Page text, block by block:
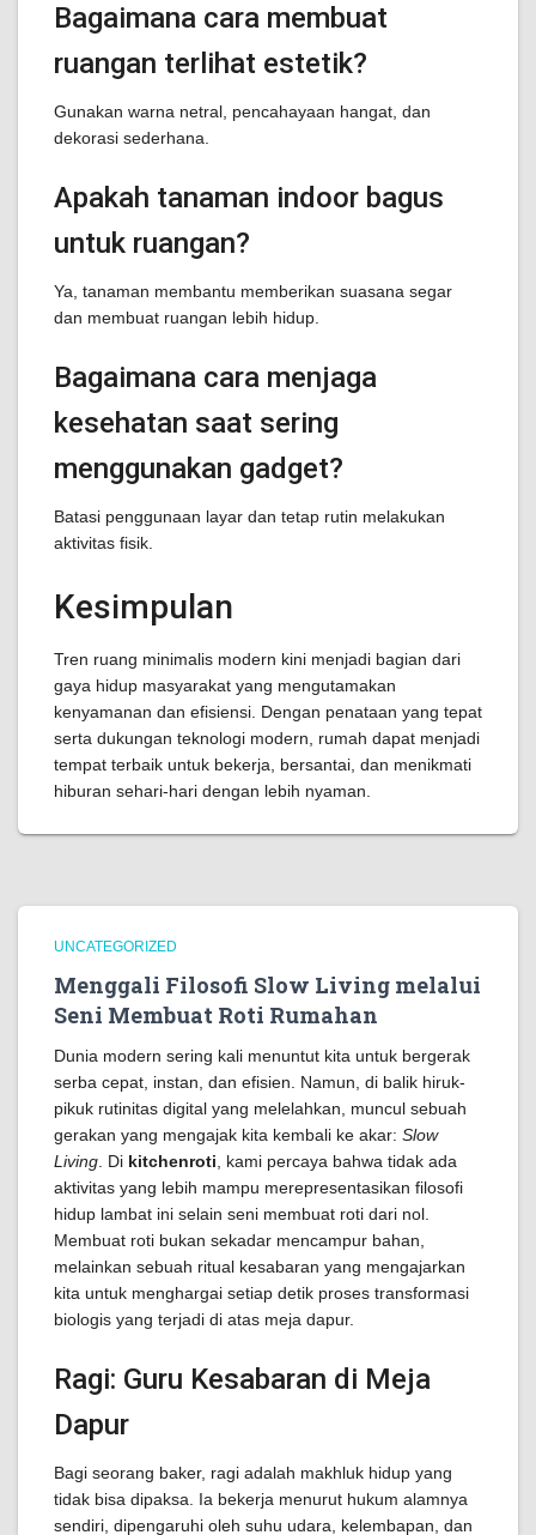
Bagaimana cara membuat
ruangan terlihat estetik?
Gunakan warna netral, pencahayaan hangat, dan
dekorasi sederhana.
Apakah tanaman indoor bagus
untuk ruangan?
Ya, tanaman membantu memberikan suasana segar
dan membuat ruangan lebih hidup.
Bagaimana cara menjaga
kesehatan saat sering
menggunakan gadget?
Batasi penggunaan layar dan tetap rutin melakukan
aktivitas fisik.
Kesimpulan
Tren ruang minimalis modern kini menjadi bagian dari
gaya hidup masyarakat yang mengutamakan
kenyamanan dan efisiensi. Dengan penataan yang tepat
serta dukungan teknologi modern, rumah dapat menjadi
tempat terbaik untuk bekerja, bersantai, dan menikmati
hiburan sehari-hari dengan lebih nyaman.
UNCATEGORIZED
Menggali Filosofi Slow Living melalui
Seni Membuat Roti Rumahan
Dunia modern sering kali menuntut kita untuk bergerak
serba cepat, instan, dan efisien. Namun, di balik hiruk-
pikuk rutinitas digital yang melelahkan, muncul sebuah
gerakan yang mengajak kita kembali ke akar: Slow
Living . Di kitchenroti , kami percaya bahwa tidak ada
aktivitas yang lebih mampu merepresentasikan filosofi
hidup lambat ini selain seni membuat roti dari nol.
Membuat roti bukan sekadar mencampur bahan,
melainkan sebuah ritual kesabaran yang mengajarkan
kita untuk menghargai setiap detik proses transformasi
biologis yang terjadi di atas meja dapur.
Ragi: Guru Kesabaran di Meja
Dapur
Bagi seorang baker, ragi adalah makhluk hidup yang
tidak bisa dipaksa. Ia bekerja menurut hukum alamnya
sendiri, dipengaruhi oleh suhu udara, kelembapan, dan